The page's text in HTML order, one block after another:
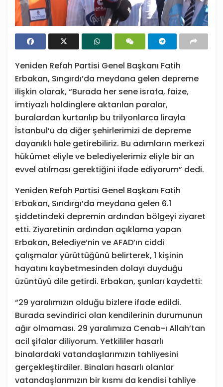
Yeniden Refah Partisi Genel Başkanı Fatih
Erbakan, Sıngırdı’da meydana gelen depreme
ilişkin olarak, “Burada her sene israfa, faize,
imtiyazlı holdinglere aktarılan paralar,
buralardan kurtarılıp bu trilyonlarca lirayla
İstanbul’u da diğer şehirlerimizi de depreme
dayanıklı hale getirebiliriz. Bu adımların merkezi
hükümet eliyle ve belediyelerimiz eliyle bir an
evvel atılması gerektiğini ifade ediyorum” dedi.
Yeniden Refah Partisi Genel Başkanı Fatih
Erbakan, Sındırgı’da meydana gelen 6.1
şiddetindeki depremin ardından bölgeyi ziyaret
etti. Ziyaretinin ardından açıklama yapan
Erbakan, Belediye’nin ve AFAD’ın ciddi
çalışmalar yürüttüğünü belirterek, 1 kişinin
hayatını kaybetmesinden dolayı duyduğu
üzüntüyü dile getirdi. Erbakan, şunları kaydetti:
“29 yaralımızın olduğu bizlere ifade edildi.
Burada sevindirici olan kendilerinin durumunun
ağır olmaması. 29 yaralımıza Cenab-ı Allah’tan
acil şifalar diliyorum. Yetkililer hasarlı
binalardaki vatandaşlarımızın tahliyesini
gerçekleştirdiler. Binaları hasarlı olanlar
vatandaşlarımızın bir kısmı da kendisi tahliye